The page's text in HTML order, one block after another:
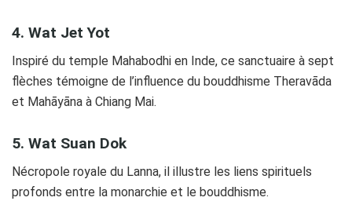
4. Wat Jet Yot
Inspiré du temple Mahabodhi en Inde, ce sanctuaire à sept
flèches témoigne de l’influence du bouddhisme Theravāda
et Mahāyāna à Chiang Mai.
5. Wat Suan Dok
Nécropole royale du Lanna, il illustre les liens spirituels
profonds entre la monarchie et le bouddhisme.